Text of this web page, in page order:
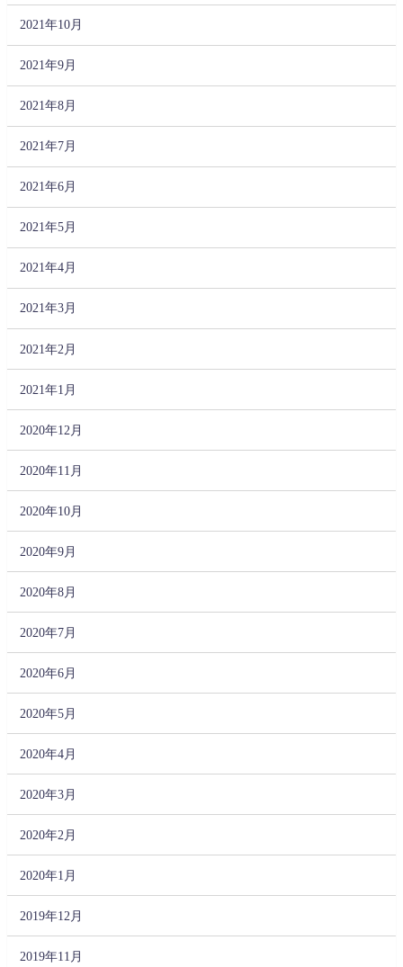
2021年10月
2021年9月
2021年8月
2021年7月
2021年6月
2021年5月
2021年4月
2021年3月
2021年2月
2021年1月
2020年12月
2020年11月
2020年10月
2020年9月
2020年8月
2020年7月
2020年6月
2020年5月
2020年4月
2020年3月
2020年2月
2020年1月
2019年12月
2019年11月